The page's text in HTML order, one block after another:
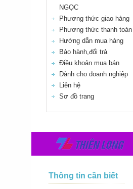
NGỌC
Phương thức giao hàng
Phương thức thanh toán
Hướng dẫn mua hàng
Bảo hành,đổi trả
Điều khoản mua bán
Dành cho doanh nghiệp
Liên hệ
Sơ đồ trang
Thông tin cần biết